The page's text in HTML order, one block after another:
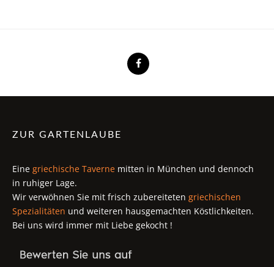
ZUR GARTENLAUBE
Eine griechische Taverne mitten in München und dennoch
in ruhiger Lage.
Wir verwöhnen Sie mit frisch zubereiteten griechischen
Spezialitäten und weiteren hausgemachten Köstlichkeiten.
Bei uns wird immer mit Liebe gekocht !